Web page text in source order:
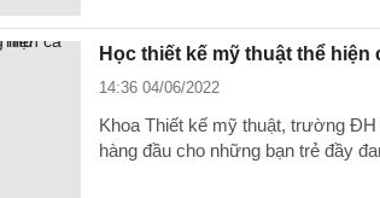
Học thiết kế mỹ thuật thể
14:36 04/06/2022
Khoa Thiết kế mỹ thuật, trường
hàng đầu cho những bạn trẻ đầy